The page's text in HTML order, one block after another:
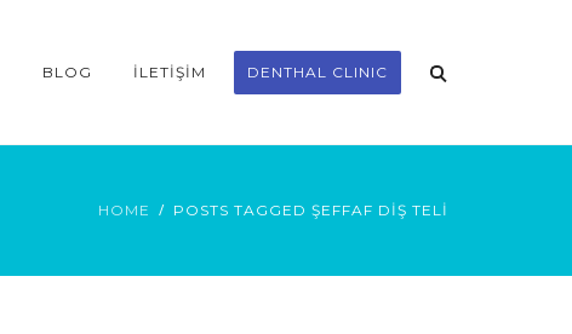
BLOG İLETIŞIM DENTHAL CLINIC
HOME POSTS TAGGED ŞEFFAF DIŞ TELI